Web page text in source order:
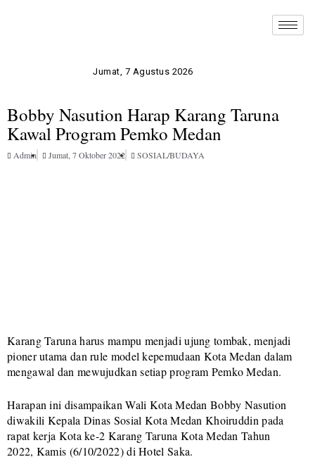
Jumat, 7 Agustus 2026
Bobby Nasution Harap Karang Taruna
Kawal Program Pemko Medan
Admin Jumat, 7 Oktober 2022 SOSIAL/BUDAYA
Karang Taruna harus mampu menjadi ujung tombak, menjadi
pioner utama dan rule model kepemudaan Kota Medan dalam
mengawal dan mewujudkan setiap program Pemko Medan.
Harapan ini disampaikan Wali Kota Medan Bobby Nasution
diwakili Kepala Dinas Sosial Kota Medan Khoiruddin pada
rapat kerja Kota ke-2 Karang Taruna Kota Medan Tahun
2022, Kamis (6/10/2022) di Hotel Saka.